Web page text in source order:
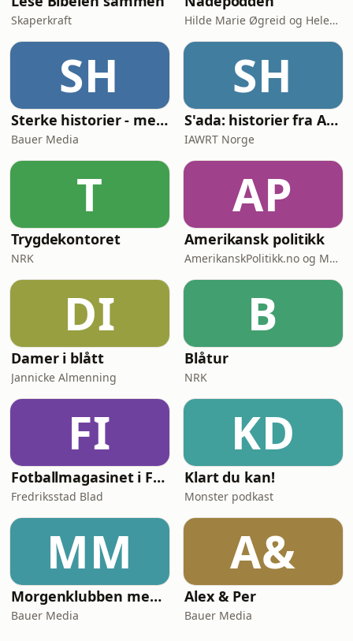
Skaperkraft Hilde Marie Øgreid og Helene Benedikte Granum-Aanestad
SH
Sterke historier - med Tore Strømøy
Bauer Media
SH
S'ada: historier fra Afghanistan
IAWRT Norge
T
Trygdekontoret
NRK
AP
Amerikansk politikk
AmerikanskPolitikk.no og Moderne Media
DI
Damer i blått
Jannicke Almenning
B
Blåtur
NRK
FI
Fotballmagasinet i Fredrikstad
Fredriksstad Blad
KD
Klart du kan!
Monster podkast
MM
Morgenklubben med Loven & Co
Bauer Media
A&
Alex & Per
Bauer Media